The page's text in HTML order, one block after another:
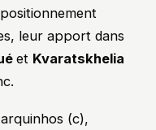
leur apport dans
et Kvaratskhelia
(c),